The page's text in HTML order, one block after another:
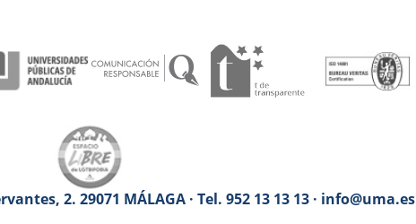
2. 29071 MÁLAGA · Tel. 952 13 13 13 · info@uma.es